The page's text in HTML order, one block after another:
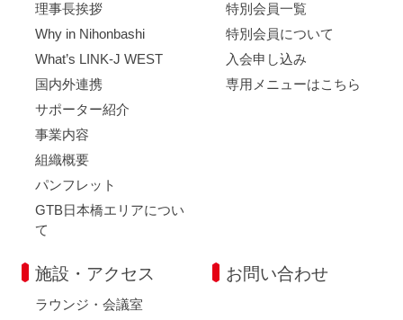
理事長挨拶
Why in Nihonbashi
What’s LINK-J WEST
国内外連携
サポーター紹介
事業内容
組織概要
パンフレット
GTB日本橋エリアについ
て
特別会員一覧
特別会員について
入会申し込み
専用メニューはこちら
施設・アクセス
ラウンジ・会議室
お問い合わせ